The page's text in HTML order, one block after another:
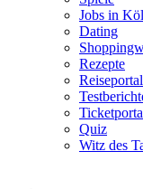
Jobs in
Dating
Rezepte
Reiseportal
Quiz
Witz des